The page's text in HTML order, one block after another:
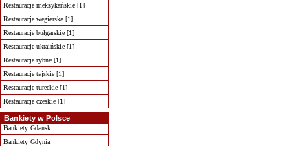
Restauracje meksykańskie [1]
Restauracje wegierska [1]
Restauracje bułgarskie [1]
Restauracje ukraińskie [1]
Restauracje rybne [1]
Restauracje tajskie [1]
Restauracje tureckie [1]
Restauracje czeskie [1]
Bankiety w Polsce
Bankiety Gdańsk
Bankiety Gdynia